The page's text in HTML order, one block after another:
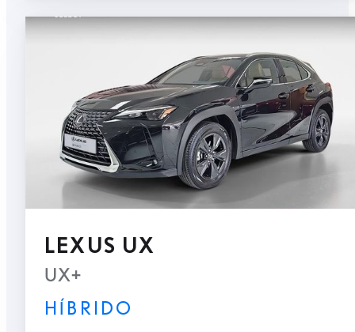
LEXUS UX
UX+
HÍBRIDO